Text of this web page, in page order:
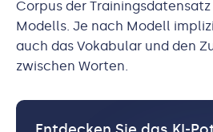
Corpus der
Modells. Je nach Modell
auch das Vokabular und den
zwischen Worten.